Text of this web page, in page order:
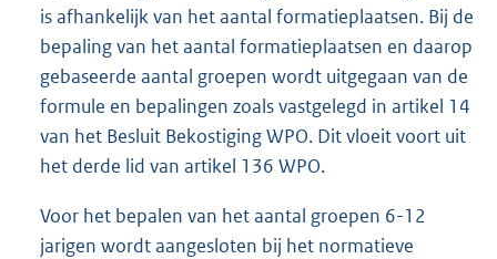
is afhankelijk van het aantal formatieplaatsen. Bij de
bepaling van het aantal formatieplaatsen en daarop
gebaseerde aantal groepen wordt uitgegaan van de
formule en bepalingen zoals vastgelegd in artikel 14
van het Besluit Bekostiging WPO. Dit vloeit voort uit
het derde lid van artikel 136 WPO.
Voor het bepalen van het aantal groepen 6-12
jarigen wordt aangesloten bij het normatieve